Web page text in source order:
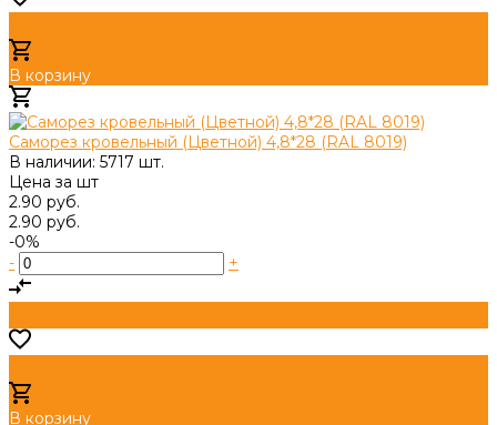
В корзину
Саморез кровельный (Цветной) 4,8*28 (RAL 8019)
В наличии: 5717 шт.
Цена за шт
2.90 руб.
2.90 руб.
-0%
-
+
В корзину